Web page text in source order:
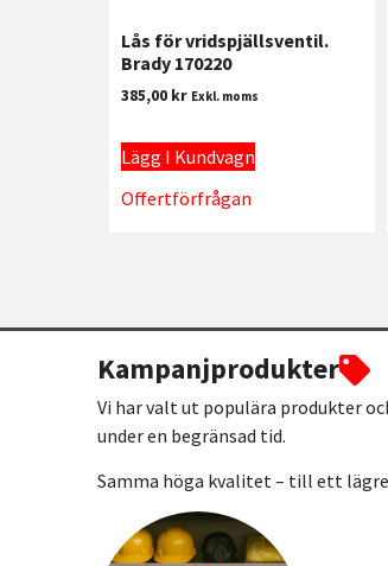
Lås för vridspjällsventil.
Brady 170220
385,00 kr Exkl. moms
Lägg I Kundvagn
Offertförfrågan
Kampanjprodukter
Vi har valt ut populära produkter
under en begränsad tid.
Samma höga kvalitet – till ett